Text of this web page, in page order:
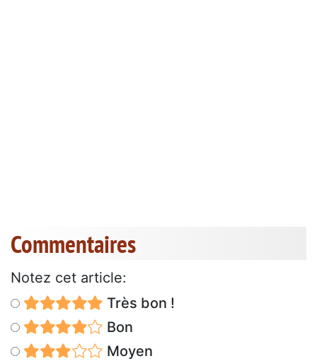
Commentaires
Notez cet article:
Très bon !
Bon
Moyen